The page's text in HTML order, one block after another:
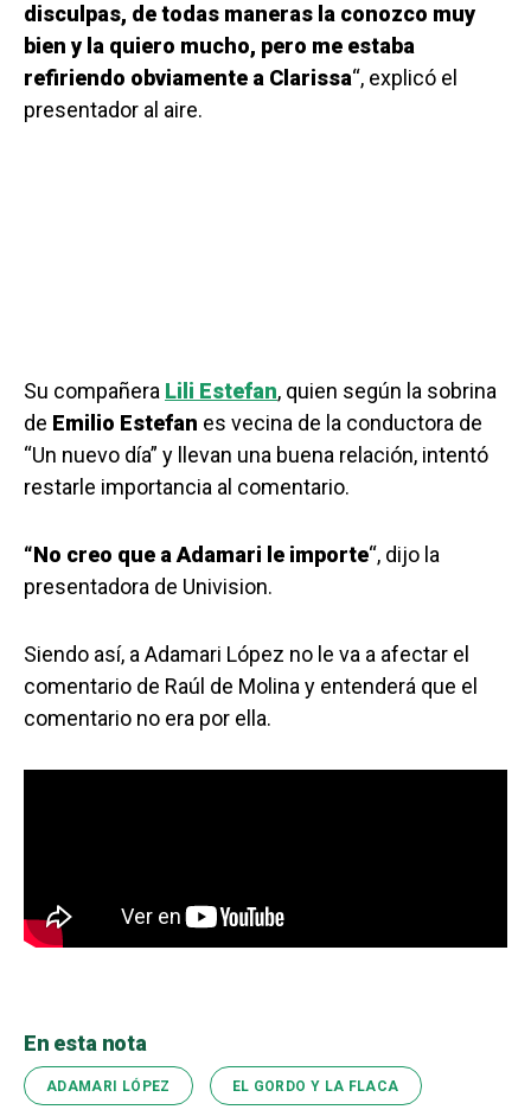
disculpas, de todas maneras la conozco muy
bien y la quiero mucho, pero me estaba
refiriendo obviamente a Clarissa“, explicó el
presentador al aire.
Su compañera Lili Estefan, quien según la sobrina
de Emilio Estefan es vecina de la conductora de
“Un nuevo día” y llevan una buena relación, intentó
restarle importancia al comentario.
“No creo que a Adamari le importe“, dijo la
presentadora de Univision.
Siendo así, a Adamari López no le va a afectar el
comentario de Raúl de Molina y entenderá que el
comentario no era por ella.
En esta nota
ADAMARI LÓPEZ EL GORDO Y LA FLACA